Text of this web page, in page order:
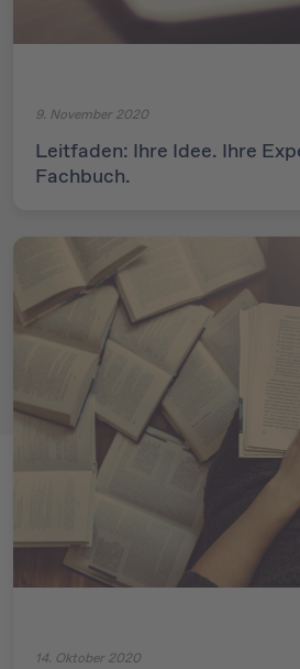
9. November 2020
Leitfaden: Ihre Idee. Ihre
Fachbuch.
14. Oktober 2020